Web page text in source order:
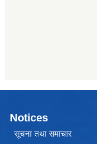
Notices
सूचना तथा समाचार